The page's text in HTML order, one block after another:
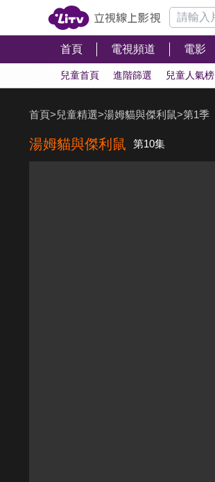
首頁 電視頻道 電影
兒童首頁 進階篩選 兒童人氣榜
首頁>兒童精選>湯姆貓與傑利鼠>第1季
湯姆貓與傑利鼠 第10集